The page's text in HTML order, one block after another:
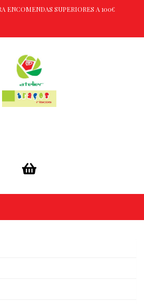
ENCOMENDAS SUPERIORES A 100€